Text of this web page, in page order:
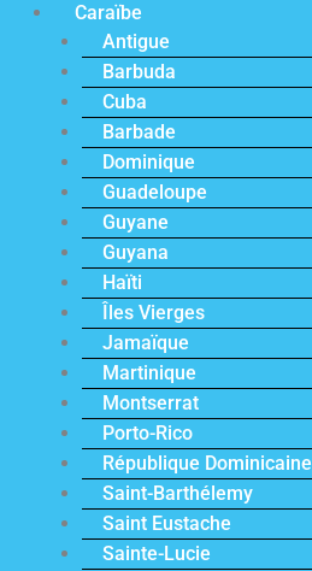
Caraïbe
Antigue
Barbuda
Cuba
Barbade
Dominique
Guadeloupe
Guyane
Guyana
Haïti
Îles Vierges
Jamaïque
Martinique
Montserrat
Porto-Rico
République Dominicaine
Saint-Barthélemy
Saint Eustache
Sainte-Lucie